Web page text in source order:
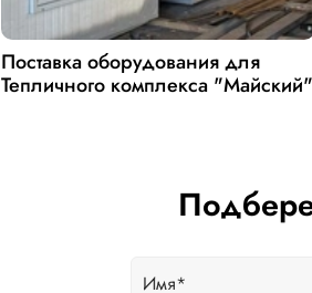
Поставка оборудования для
Тепличного комплекса "Майский"